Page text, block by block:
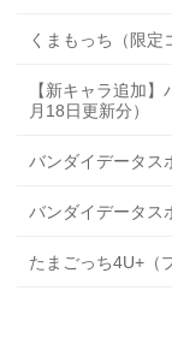
くまもっち（限定
【新キャラ追加
月18日更新分）
バンダイデータス
バンダイデータス
たまごっち4U+（